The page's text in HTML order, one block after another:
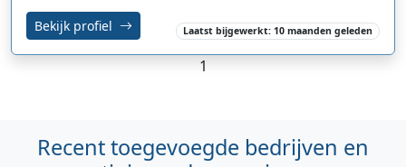
Bekijk profiel Laatst bijgewerkt: 10 maanden geleden
1
Recent toegevoegde bedrijven en